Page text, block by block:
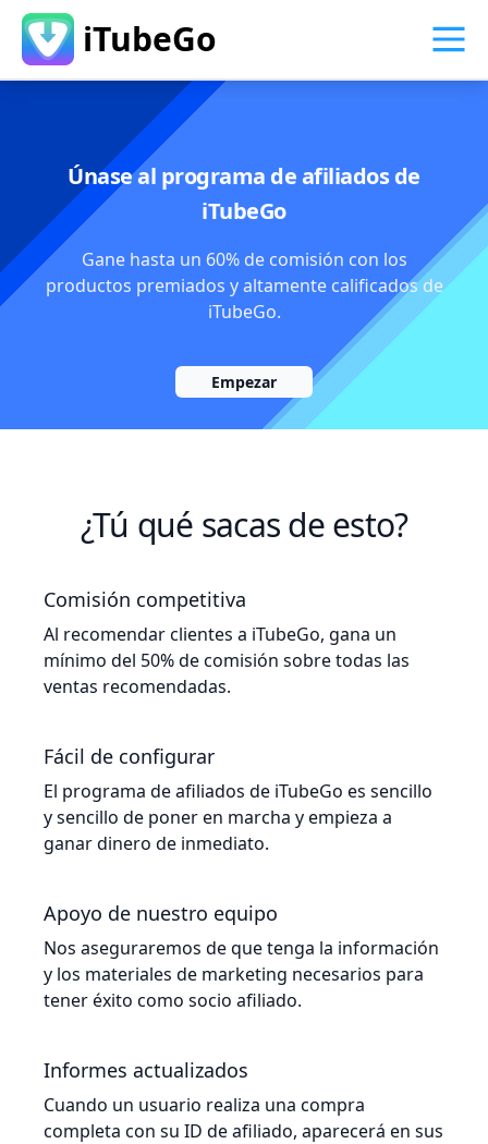
iTubeGo
Únase al programa de afiliados de
iTubeGo
Gane hasta un 60% de comisión con los
productos premiados y altamente calificados de
iTubeGo.
Empezar
¿Tú qué sacas de esto?
Comisión competitiva
Al recomendar clientes a iTubeGo, gana un
mínimo del 50% de comisión sobre todas las
ventas recomendadas.
Fácil de configurar
El programa de afiliados de iTubeGo es sencillo
y sencillo de poner en marcha y empieza a
ganar dinero de inmediato.
Apoyo de nuestro equipo
Nos aseguraremos de que tenga la información
y los materiales de marketing necesarios para
tener éxito como socio afiliado.
Informes actualizados
Cuando un usuario realiza una compra
completa con su ID de afiliado, aparecerá en sus